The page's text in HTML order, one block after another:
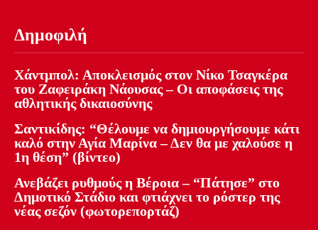
Δημοφιλή
Χάντμπολ: Αποκλεισμός στον Νίκο Τσαγκέρα
του Ζαφειράκη Νάουσας – Οι αποφάσεις της
αθλητικής δικαιοσύνης
Σαντικίδης: “Θέλουμε να δημιουργήσουμε κάτι
καλό στην Αγία Μαρίνα – Δεν θα με χαλούσε η
1η θέση” (βίντεο)
Ανεβάζει ρυθμούς η Βέροια – “Πάτησε” στο
Δημοτικό Στάδιο και φτιάχνει το ρόστερ της
νέας σεζόν (φωτορεπορτάζ)